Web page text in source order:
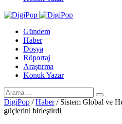
Gündem
Haber
Dosya
Röportaj
Araştırma
Konuk Yazar
DigiPop /Haber/ Sistem Global ve
güçlerini birleştirdi